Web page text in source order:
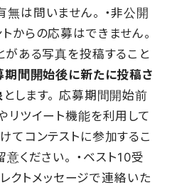
は問いません。 ・非公開
からの応募はできません。
がある写真を投稿すること
期間開始後に新たに投稿さ
とします。 応募期間開始前
リツイート機能を利用して
てコンテストに参加するこ
意ください。 ・ベスト10受
トメッセージで連絡いた